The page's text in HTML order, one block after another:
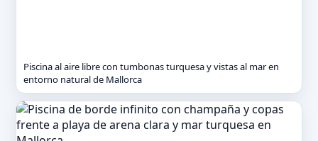
Piscina al aire libre con tumbonas turquesa y vistas al mar en
entorno natural de Mallorca